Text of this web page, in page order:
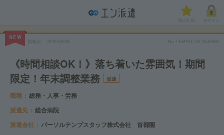
気になる!
NEW
No.TEMPGT26-0532896
《時間相談OK！》落ち着いた雰囲気！期間
限定！年末調整業務
派遣
職種
総務・人事・労務
派遣先
総合病院
派遣会社
パーソルテンプスタッフ株式会社 首都圏